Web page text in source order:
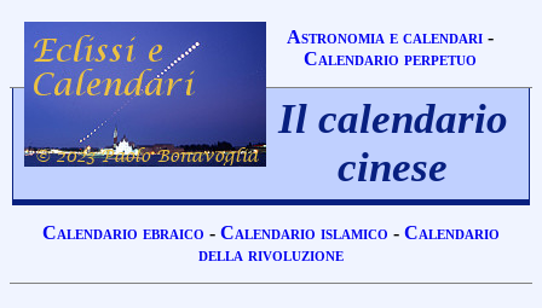
Astronomia e calendari-
Calendario perpetuo
Il calendario
cinese
Calendario ebraico - Calendario islamico - Calendario
della rivoluzione